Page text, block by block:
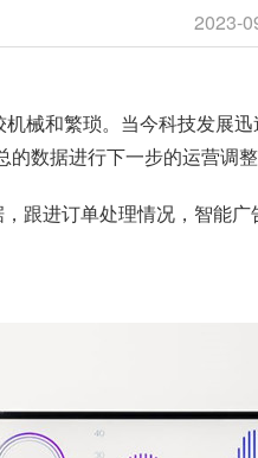
2023-
械和繁琐。当今科技发展
数据进行下一步的运营调
跟进订单处理情况，智能